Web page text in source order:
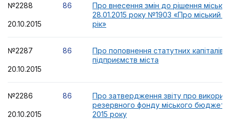
№2288
20.10.2015
86
Про внесення змін до рішення
28.01.2015 року №1903 «Про міський
рік»
№2287
20.10.2015
86
Про поповнення статутних капіталів
підприємств міста
№2286
20.10.2015
86
Про затвердження звіту про
резервного фонду міського
2015 року